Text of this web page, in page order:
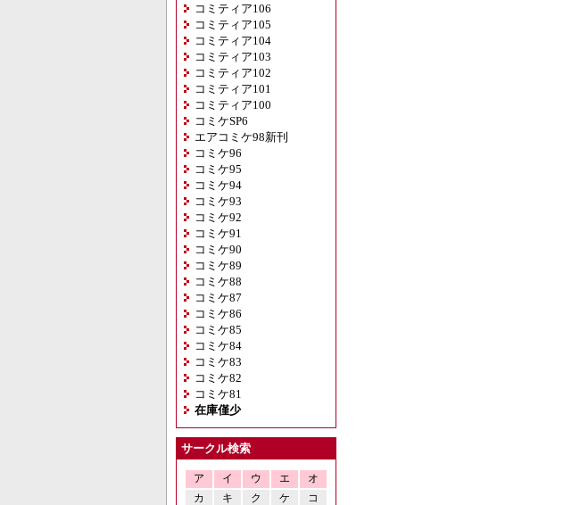
コミティア106
コミティア105
コミティア104
コミティア103
コミティア102
コミティア101
コミティア100
コミケSP6
エアコミケ98新刊
コミケ96
コミケ95
コミケ94
コミケ93
コミケ92
コミケ91
コミケ90
コミケ89
コミケ88
コミケ87
コミケ86
コミケ85
コミケ84
コミケ83
コミケ82
コミケ81
在庫僅少
サークル検索
ア イ ウ エ
オ
カ
キ ク ケ
コ